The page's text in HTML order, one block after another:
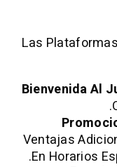
Las